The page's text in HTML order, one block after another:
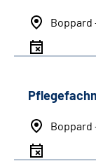
Boppard
Boppard